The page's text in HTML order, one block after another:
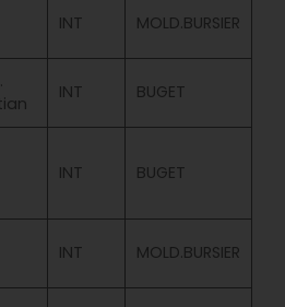
INT MOLD.BURSIER
INT BUGET
INT BUGET
INT MOLD.BURSIER